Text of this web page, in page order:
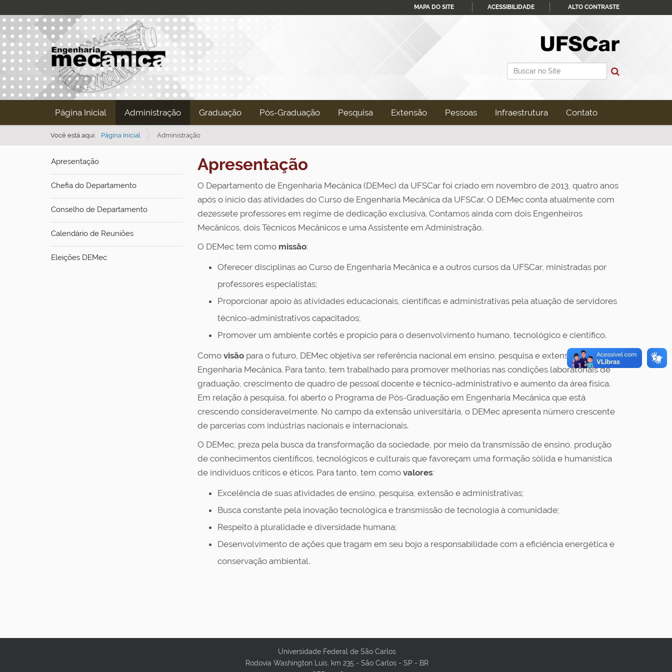
Busca
MAPA DO SITE ACESSIBILIDADE ALTO CONTRASTE
Página Inicial Administração Graduação Pós-Graduação Pesquisa Extensão Pessoas Infraestrutura Contato
Você está aqui: Página Inicial Administração
Apresentação
Chefia do Departamento
Conselho de Departamento
Calendário de Reuniões
Eleições DEMec
Apresentação
O Departamento de Engenharia Mecânica (DEMec) da UFSCar foi criado em novembro de 2013, quatro anos
após o início das atividades do Curso de Engenharia Mecânica da UFSCar. O DEMec conta atualmente com
dezessete professores em regime de dedicação exclusiva. Contamos ainda com dois Engenheiros
Mecânicos, dois Técnicos Mecânicos e uma Assistente em Administração.
O DEMec tem como missão:
Oferecer disciplinas ao Curso de Engenharia Mecânica e a outros cursos da UFSCar, ministradas por
professores especialistas;
Proporcionar apoio às atividades educacionais, científicas e administrativas pela atuação de servidores
técnico-administrativos capacitados;
Promover um ambiente cortês e propício para o desenvolvimento humano, tecnológico e científico.
Como visãopara o futuro, DEMec objetiva ser referência nacional em ensino, pesquisa e extensão em
Engenharia Mecânica. Para tanto, tem trabalhado para promover melhorias nas condições laboratoriais de
graduação, crescimento de quadro de pessoal docente e técnico-administrativo e aumento da área física.
Em relação à pesquisa, foi aberto o Programa de Pós-Graduação em Engenharia Mecânica que está
crescendo consideravelmente. No campo da extensão universitária, o DEMec apresenta número crescente
de parcerias com indústrias nacionais e internacionais.
O DEMec, preza pela busca da transformação da sociedade, por meio da transmissão de ensino, produção
de conhecimentos científicos, tecnológicos e culturais que favoreçam uma formação sólida e humanística
de indivíduos críticos e éticos. Para tanto, tem como valores:
Excelência de suas atividades de ensino, pesquisa, extensão e administrativas;
Busca constante pela inovação tecnológica e transmissão de tecnologia à comunidade;
Respeito à pluralidade e diversidade humana;
Desenvolvimento de ações que tragam em seu bojo a responsabilidade com a eficiência energética e
conservação ambiental.
Universidade Federal de São Carlos
Rodovia Washington Luis, km 235 - São Carlos - SP - BR